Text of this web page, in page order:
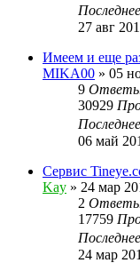
27 авг
Имеем и еще
MIKA00 » 05
9
30929
06 май
Сервис
Kay » 24 мар
2
17759
24 мар